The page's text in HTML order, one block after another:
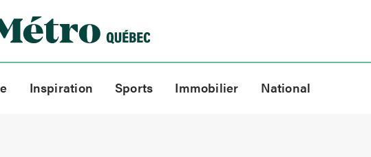
Inspiration Sports Immobilier National